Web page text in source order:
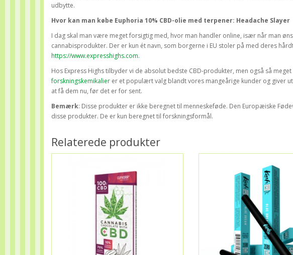
udbytte.
Hvor kan man købe Euphoria 10% CBD-olie med terpener: Headache Slayer
I dag skal man være meget forsigtig med, hvor man handler online, især når man
cannabisprodukter. Der er kun ét navn, som borgerne i EU stoler på med deres
https://www.expresshighs.com.
Hos Express Highs tilbyder vi de absolut bedste CBD-produkter, men også så
forskningskemikalier er et populært valg blandt vores mangeårige kunder og giver
at få dem nu, før det er for sent.
Bemærk: Disse produkter er ikke beregnet til menneskeføde. Den Europæiske
disse produkter. De er kun beregnet til forskningsformål.
Relaterede produkter